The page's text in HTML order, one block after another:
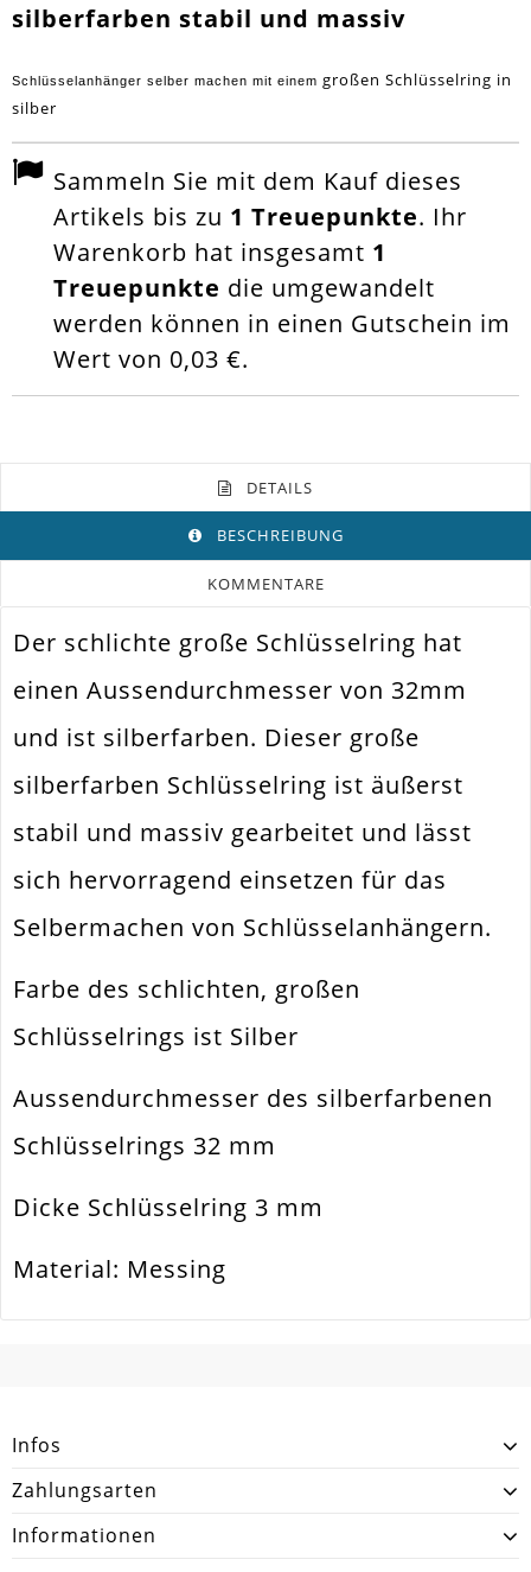
silberfarben stabil und massiv
Schlüsselanhänger selber machen mit einem großen Schlüsselring in
silber
Sammeln Sie mit dem Kauf dieses
Artikels bis zu 1 Treuepunkte. Ihr
Warenkorb hat insgesamt 1
Treuepunkte die umgewandelt
werden können in einen Gutschein im
Wert von 0,03 €.
DETAILS
BESCHREIBUNG
KOMMENTARE
Farbe Silber
Funktion Bindering. Spaltring
Spezifikation Schlüsselring
Verwendung
Schlüsselanhänger /
Taschenanhänger
Außen
Größe Außen 32x3mm
Menge 1 Stück
Der schlichte große Schlüsselring hat
einen Aussendurchmesser von 32mm
und ist silberfarben. Dieser große
silberfarben Schlüsselring ist äußerst
stabil und massiv gearbeitet und lässt
sich hervorragend einsetzen für das
Selbermachen von Schlüsselanhängern.
Farbe des schlichten, großen
Schlüsselrings ist Silber
Aussendurchmesser des silberfarbenen
Schlüsselrings 32 mm
Dicke Schlüsselring 3 mm
Material: Messing
Infos
Zahlungsarten
Informationen